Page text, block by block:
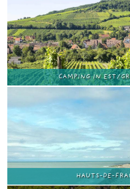
CAMPING IN EST/
HAUTS-DE-